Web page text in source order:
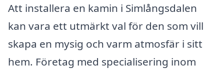
Att installera en kamin i Simlångsdalen
kan vara ett utmärkt val för den som vill
skapa en mysig och varm atmosfär i sitt
hem. Företag med specialisering inom